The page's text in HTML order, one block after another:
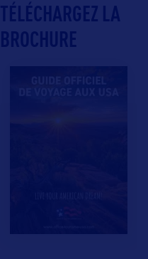
TÉLÉCHARGEZ LA
BROCHURE